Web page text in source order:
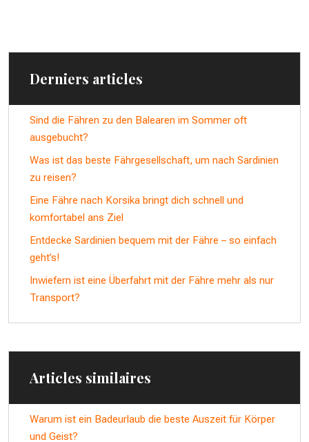
Derniers articles
Sind die Fähren zu den Balearen im Sommer oft
ausgebucht?
Was ist das beste Fährgesellschaft, um nach Sardinien
zu reisen?
Eine Fähre nach Korsika bringt dich schnell und
komfortabel ans Ziel
Entdecke Sardinien bequem mit der Fähre – so einfach
geht’s!
Inwiefern ist eine Überfahrt mit der Fähre mehr als nur
Transport?
Articles similaires
Warum ist ein Badeurlaub die beste Auszeit für Körper
und Geist?